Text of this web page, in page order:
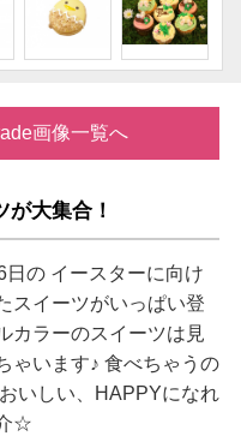
画像一覧へ
大集合！
の イースターに向け
スイーツがいっぱい登
カラーのスイーツは見
ゃいます♪ 食べちゃうの
いしい、HAPPYになれ
☆